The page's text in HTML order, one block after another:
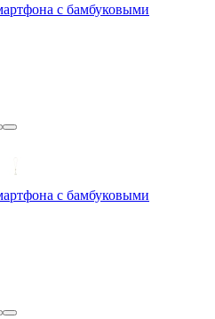
с бамбуковыми
с бамбуковыми